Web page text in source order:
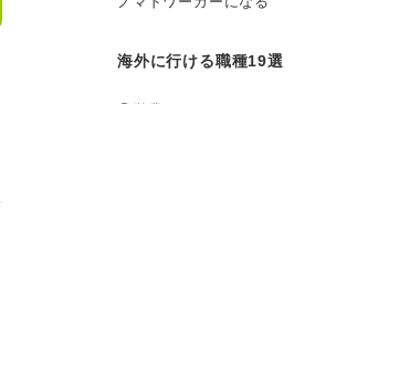
海外に行ける職種19選